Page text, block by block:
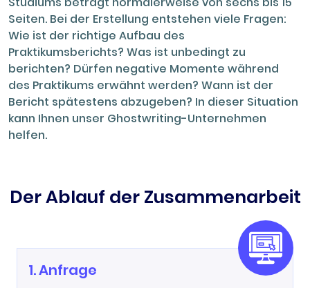
Seiten. Bei der Erstellung entstehen viele Fragen:
Wie ist der richtige Aufbau des
Praktikumsberichts? Was ist unbedingt zu
berichten? Dürfen negative Momente während
des Praktikums erwähnt werden? Wann ist der
Bericht spätestens abzugeben? In dieser Situation
kann Ihnen unser Ghostwriting-Unternehmen
helfen.
Der Ablauf der Zusammenarbeit
1. Anfrage